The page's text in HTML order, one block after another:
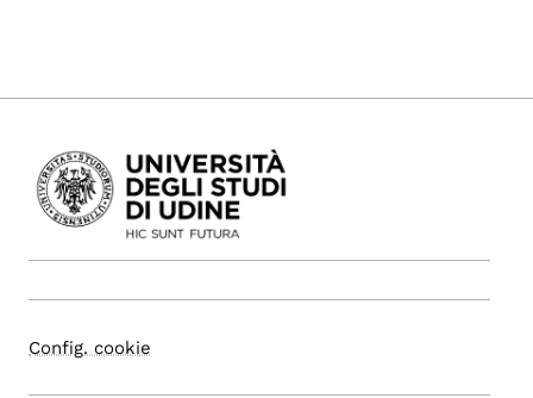
Config. cookie